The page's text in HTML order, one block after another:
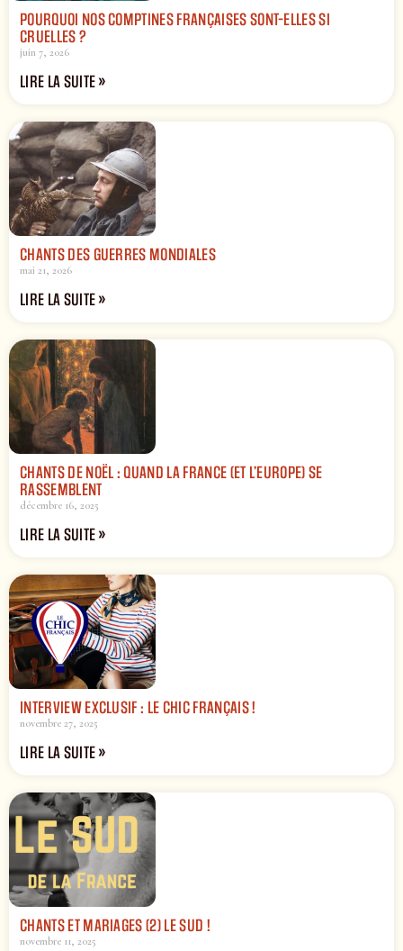
POURQUOI NOS COMPTINES FRANÇAISES SONT-ELLES SI
CRUELLES ?
juin 7, 2026
LIRE LA SUITE »
CHANTS DES GUERRES MONDIALES
mai 21, 2026
LIRE LA SUITE »
CHANTS DE NOËL : QUAND LA FRANCE (ET L’EUROPE) SE
RASSEMBLENT
décembre 16, 2025
LIRE LA SUITE »
INTERVIEW EXCLUSIF : LE CHIC FRANÇAIS !
novembre 27, 2025
LIRE LA SUITE »
CHANTS ET MARIAGES (2) LE SUD !
novembre 11, 2025